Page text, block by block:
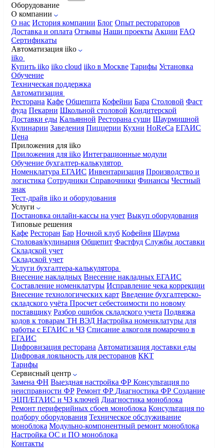
Оборудование
О компании
О нас История компании Блог Опыт рестораторов
Доставка и оплата Отзывы Наши проекты Акции FAQ
Сертификаты
Автоматизация iiko
iiko
Купить iiko iiko cloud iiko в Москве Тарифы Установка
Обучение
Техническая поддержка
Автоматизация
Ресторана Кафе Общепита Кофейни Бара Столовой Фаст
фуда Пекарни Школьной столовой Кондитерской
Доставки еды Кальянной Ресторана суши Шаурмишной
Кулинарии Заведения Пиццерии Кухни HoReCa ЕГАИС
Цена
Приложения для iiko
Приложения для iiko Интеграционные модули
Обучение бухгалтер-калькулятор
Номенклатура ЕГАИС Инвентаризация Производство и
логистика Сотрудники Справочники Финансы Честный
знак
Тест-драйв iiko и оборудования
Услуги
Постановка онлайн-кассы на учет Выкуп оборудования
Типовые решения
Кафе Ресторан Бар Ночной клуб Кофейня Шаурма
Столовая/кулинария Общепит Фастфуд Службы доставки
Складской учет
Складской учет
Услуги бухгалтера-калькулятора
Внесение накладных Внесение накладных ЕГАИС
Составление номенклатуры Исправление чека коррекции
Внесение технологических карт Введение бухгалтерско-
складского учёта Просчет себестоимости по новому
поставщику Разбор ошибок складского учета Подвязка
кодов к товарам ТН ВЭД Настройка номенклатуры для
работы с ЕГАИС и ЧЗ Списание алкоголя помарочно в
ЕГАИС
Цифровизация ресторана Автоматизация доставки еды
Цифровая лояльность для ресторанов ККТ
Тарифы
Сервисный центр
Замена ФН Выездная настройка ФР Консультация по
неисправности ФР Ремонт ФР Диагностика ФР Создание
ЭЦП/ЕГАИС и ЧЗ ключей Диагностика моноблока
Ремонт периферийных сбоев моноблока Консультация по
подбору оборудования Техническое обслуживание
моноблока Модульно-компонентный ремонт моноблока
Настройка ОС и ПО моноблока
Контакты